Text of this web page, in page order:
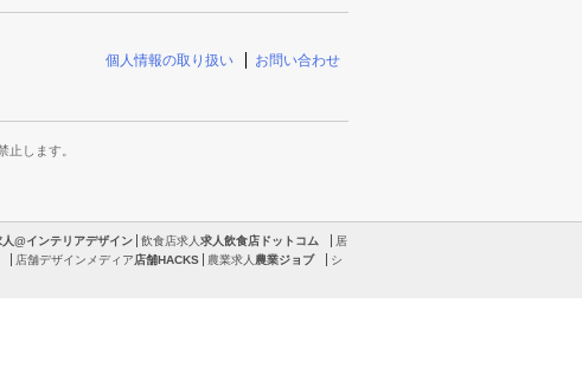
個人情報の取り扱い
お問い合わせ
止します。
人@インテリアデザイン 飲食店求人求人飲食店ドットコム
居
店舗デザインメディア店舗HACKS 農業求人農業ジョブ
シ